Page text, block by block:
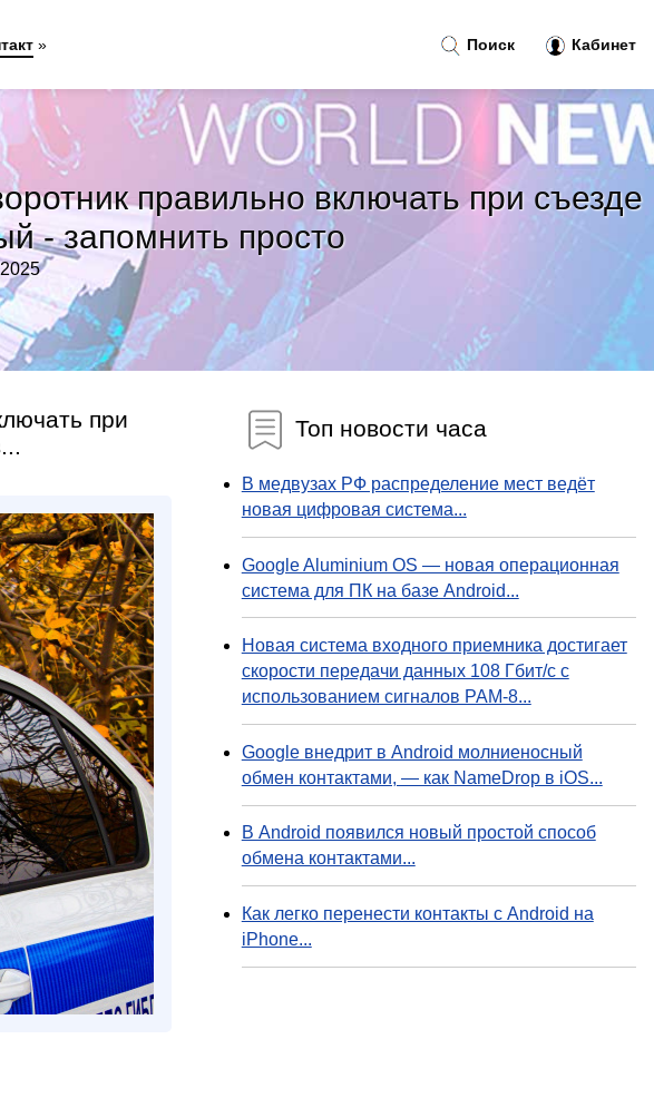
правильно включать при съезде
- запомнить просто
при
Топ новости часа
В медвузах РФ распределение мест ведёт
новая цифровая система...
Google Aluminium OS — новая операционная
система для ПК на базе Android...
Новая система входного приемника достигает
скорости передачи данных 108 Гбит/с с
использованием сигналов PAM-8...
Google внедрит в Android молниеносный
обмен контактами, — как NameDrop в iOS...
В Android появился новый простой способ
обмена контактами...
Как легко перенести контакты с Android на
iPhone...
Поиск Кабинет
»